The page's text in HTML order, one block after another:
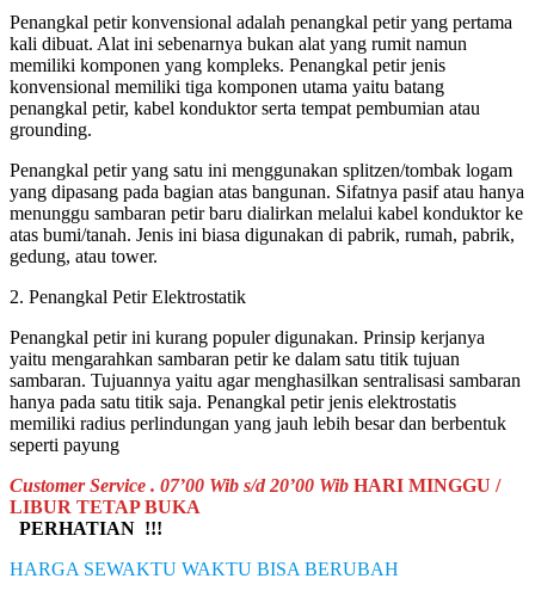
Penangkal petir konvensional adalah penangkal petir yang pertama
kali dibuat. Alat ini sebenarnya bukan alat yang rumit namun
memiliki komponen yang kompleks. Penangkal petir jenis
konvensional memiliki tiga komponen utama yaitu batang
penangkal petir, kabel konduktor serta tempat pembumian atau
grounding.
Penangkal petir yang satu ini menggunakan splitzen/tombak logam
yang dipasang pada bagian atas bangunan. Sifatnya pasif atau hanya
menunggu sambaran petir baru dialirkan melalui kabel konduktor ke
atas bumi/tanah. Jenis ini biasa digunakan di pabrik, rumah, pabrik,
gedung, atau tower.
2. Penangkal Petir Elektrostatik
Penangkal petir ini kurang populer digunakan. Prinsip kerjanya
yaitu mengarahkan sambaran petir ke dalam satu titik tujuan
sambaran. Tujuannya yaitu agar menghasilkan sentralisasi sambaran
hanya pada satu titik saja. Penangkal petir jenis elektrostatis
memiliki radius perlindungan yang jauh lebih besar dan berbentuk
seperti payung
Customer Service . 07’00 Wib s/d 20’00 Wib HARI MINGGU /
LIBUR TETAP BUKA
PERHATIAN !!!
HARGA SEWAKTU WAKTU BISA BERUBAH